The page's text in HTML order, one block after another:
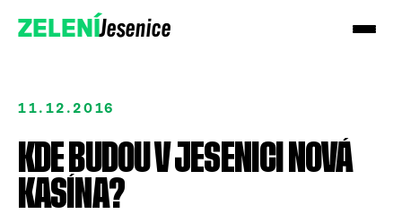
ZELENÍJesenice
11.12.2016
KDE BUDOU V JESENICI NOVÁ
KASÍNA?